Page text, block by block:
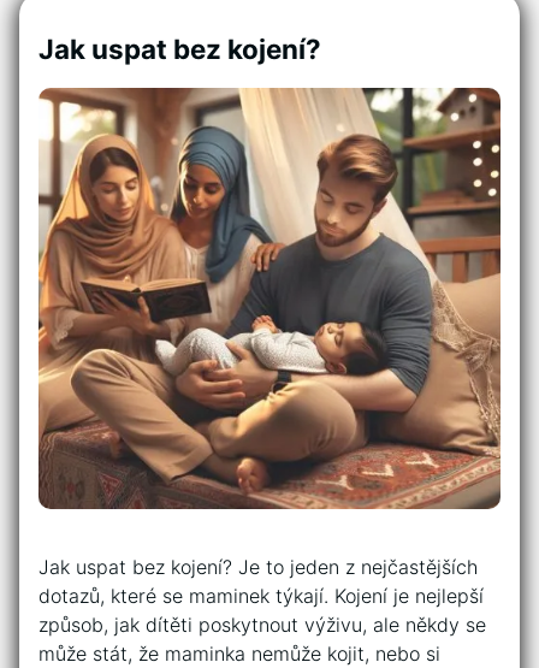
Jak uspat bez kojení?
Jak uspat bez kojení? Je to jeden z nejčastějších
dotazů, které se maminek týkají. Kojení je nejlepší
způsob, jak dítěti poskytnout výživu, ale někdy se
může stát, že maminka nemůže kojit, nebo si